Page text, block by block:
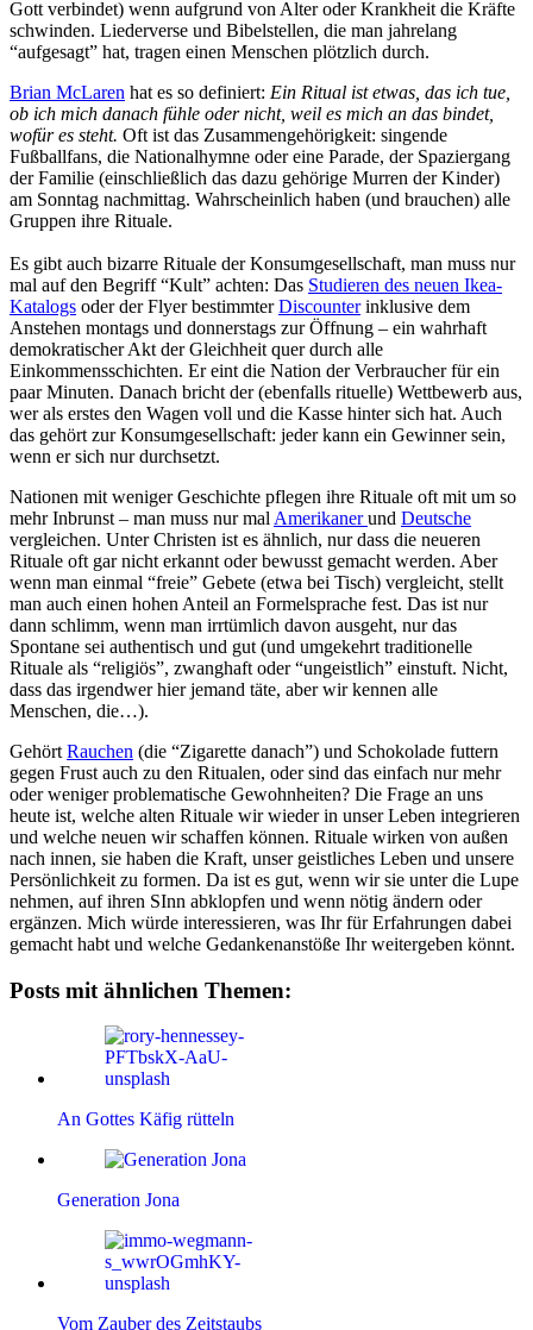
Gott verbindet) wenn aufgrund von Alter oder Krankheit die Kräfte
schwinden. Liederverse und Bibelstellen, die man jahrelang
“aufgesagt” hat, tragen einen Menschen plötzlich durch.
Brian McLaren hat es so definiert: Ein Ritual ist etwas, das ich tue,
ob ich mich danach fühle oder nicht, weil es mich an das bindet,
wofür es steht. Oft ist das Zusammengehörigkeit: singende
Fußballfans, die Nationalhymne oder eine Parade, der Spaziergang
der Familie (einschließlich das dazu gehörige Murren der Kinder)
am Sonntag nachmittag. Wahrscheinlich haben (und brauchen) alle
Gruppen ihre Rituale.
Es gibt auch bizarre Rituale der Konsumgesellschaft, man muss nur
mal auf den Begriff “Kult” achten: Das Studieren des neuen Ikea-
Katalogs oder der Flyer bestimmterDiscounterinklusive dem
Anstehen montags und donnerstags zur Öffnung – ein wahrhaft
demokratischer Akt der Gleichheit quer durch alle
Einkommensschichten. Er eint die Nation der Verbraucher für ein
paar Minuten. Danach bricht der (ebenfalls rituelle) Wettbewerb aus,
wer als erstes den Wagen voll und die Kasse hinter sich hat. Auch
das gehört zur Konsumgesellschaft: jeder kann ein Gewinner sein,
wenn er sich nur durchsetzt.
Nationen mit weniger Geschichte pflegen ihre Rituale oft mit um so
mehr Inbrunst – man muss nur mal Amerikanerund Deutsche
vergleichen. Unter Christen ist es ähnlich, nur dass die neueren
Rituale oft gar nicht erkannt oder bewusst gemacht werden. Aber
wenn man einmal “freie” Gebete (etwa bei Tisch) vergleicht, stellt
man auch einen hohen Anteil an Formelsprache fest. Das ist nur
dann schlimm, wenn man irrtümlich davon ausgeht, nur das
Spontane sei authentisch und gut (und umgekehrt traditionelle
Rituale als “religiös”, zwanghaft oder “ungeistlich” einstuft. Nicht,
dass das irgendwer hier jemand täte, aber wir kennen alle
Menschen, die…).
Gehört Rauchen (die “Zigarette danach”) und Schokolade futtern
gegen Frust auch zu den Ritualen, oder sind das einfach nur mehr
oder weniger problematische Gewohnheiten? Die Frage an uns
heute ist, welche alten Rituale wir wieder in unser Leben integrieren
und welche neuen wir schaffen können. Rituale wirken von außen
nach innen, sie haben die Kraft, unser geistliches Leben und unsere
Persönlichkeit zu formen. Da ist es gut, wenn wir sie unter die Lupe
nehmen, auf ihren SInn abklopfen und wenn nötig ändern oder
ergänzen. Mich würde interessieren, was Ihr für Erfahrungen dabei
gemacht habt und welche Gedankenanstöße Ihr weitergeben könnt.
Posts mit ähnlichen Themen:
An Gottes Käfig rütteln
Generation Jona
Vom Zauber des Zeitstaubs